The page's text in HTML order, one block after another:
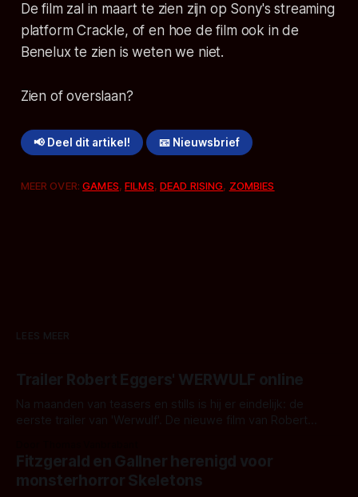
De film zal in maart te zien zijn op Sony's streaming
platform Crackle, of en hoe de film ook in de
Benelux te zien is weten we niet.
Zien of overslaan?
📢 Deel dit artikel! 📧 Nieuwsbrief
MEER OVER:GAMES,FILMS, DEAD RISING, ZOMBIES
LEES MEER
Trailer Robert Eggers' WERWULF online
Na maanden van teasers en stills is hij er eindelijk: de
eerste trailer van 'Werwulf'. De nieuwe film van Robert
kille stijl vol folklore en mythe. Het topic deze keer is (kon
het het al raden?)... de weerwolf. Kijk je mee?
Fitzgerald en Gallner herenigd voor
monsterhorror Skeletons